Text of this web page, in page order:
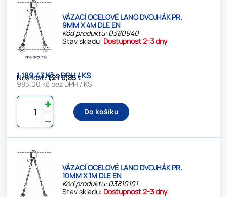
VÁZACÍ OCELOVÉ LANO DVOJHÁK PR.
9MM X 4M DLE EN
Kód produktu: 0380940
Stav skladu: Dostupnost 2-3 dny
Nosnost:1,2 / 0,85 t
1 189.43 Kč s DPH / KS
983.00 Kč bez DPH / KS
⚊
✚
Do košíku
VÁZACÍ OCELOVÉ LANO DVOJHÁK PR.
10MM X 1M DLE EN
Kód produktu: 03810101
Stav skladu: Dostupnost 2-3 dny